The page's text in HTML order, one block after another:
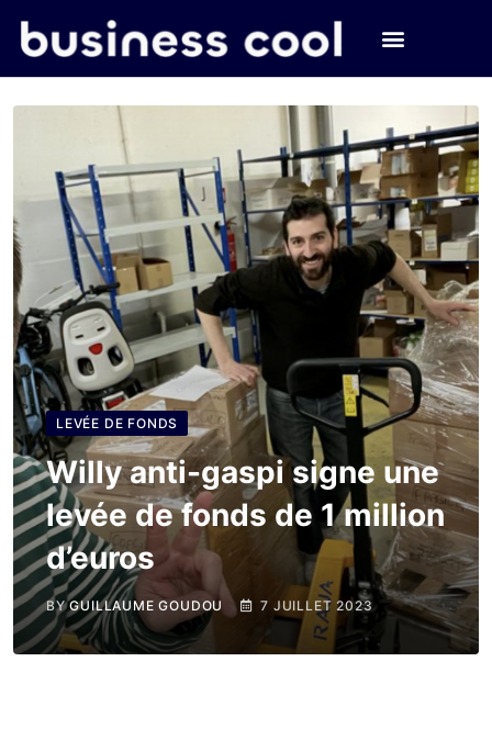
LEVÉE DE FONDS
Willy anti-gaspi signe une
levée de fonds de 1 million
d’euros
BYGUILLAUME GOUDOU 7 JUILLET 2023